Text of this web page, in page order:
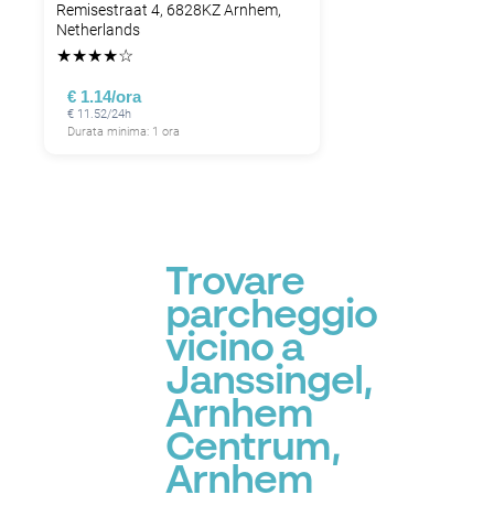
Remisestraat 4, 6828KZ Arnhem,
Netherlands
★★★★☆
€ 1.14/ora
€ 11.52/24h
Durata minima: 1 ora
Trovare
parcheggio
vicino a
Janssingel,
Arnhem
Centrum,
Arnhem